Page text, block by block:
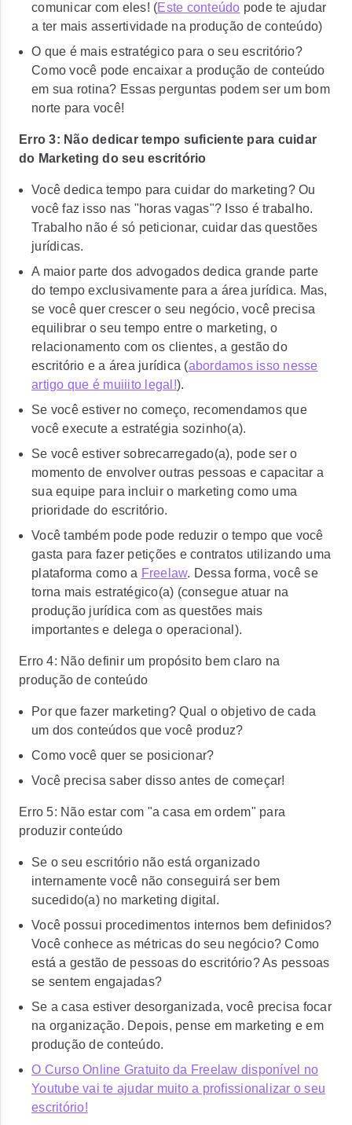
comunicar com eles! (Este conteúdo pode te ajudar
a ter mais assertividade na produção de conteúdo)
O que é mais estratégico para o seu escritório?
Como você pode encaixar a produção de conteúdo
em sua rotina? Essas perguntas podem ser um bom
norte para você!
Erro 3: Não dedicar tempo suficiente para cuidar
do Marketing do seu escritório
Você dedica tempo para cuidar do marketing? Ou
você faz isso nas "horas vagas"? Isso é trabalho.
Trabalho não é só peticionar, cuidar das questões
jurídicas.
A maior parte dos advogados dedica grande parte
do tempo exclusivamente para a área jurídica. Mas,
se você quer crescer o seu negócio, você precisa
equilibrar o seu tempo entre o marketing, o
relacionamento com os clientes, a gestão do
escritório e a área jurídica (abordamos isso nesse
artigo que é muiiito legal!).
Se você estiver no começo, recomendamos que
você execute a estratégia sozinho(a).
Se você estiver sobrecarregado(a), pode ser o
momento de envolver outras pessoas e capacitar a
sua equipe para incluir o marketing como uma
prioridade do escritório.
Você também pode pode reduzir o tempo que você
gasta para fazer petições e contratos utilizando uma
plataforma como a Freelaw. Dessa forma, você se
torna mais estratégico(a) (consegue atuar na
produção jurídica com as questões mais
importantes e delega o operacional).
Erro 4: Não definir um propósito bem claro na
produção de conteúdo
Por que fazer marketing? Qual o objetivo de cada
um dos conteúdos que você produz?
Como você quer se posicionar?
Você precisa saber disso antes de começar!
Erro 5: Não estar com "a casa em ordem" para
produzir conteúdo
Se o seu escritório não está organizado
internamente você não conseguirá ser bem
sucedido(a) no marketing digital.
Você possui procedimentos internos bem definidos?
Você conhece as métricas do seu negócio? Como
está a gestão de pessoas do escritório? As pessoas
se sentem engajadas?
Se a casa estiver desorganizada, você precisa focar
na organização. Depois, pense em marketing e em
produção de conteúdo.
O Curso Online Gratuito da Freelaw disponível no
Youtube vai te ajudar muito a profissionalizar o seu
escritório!